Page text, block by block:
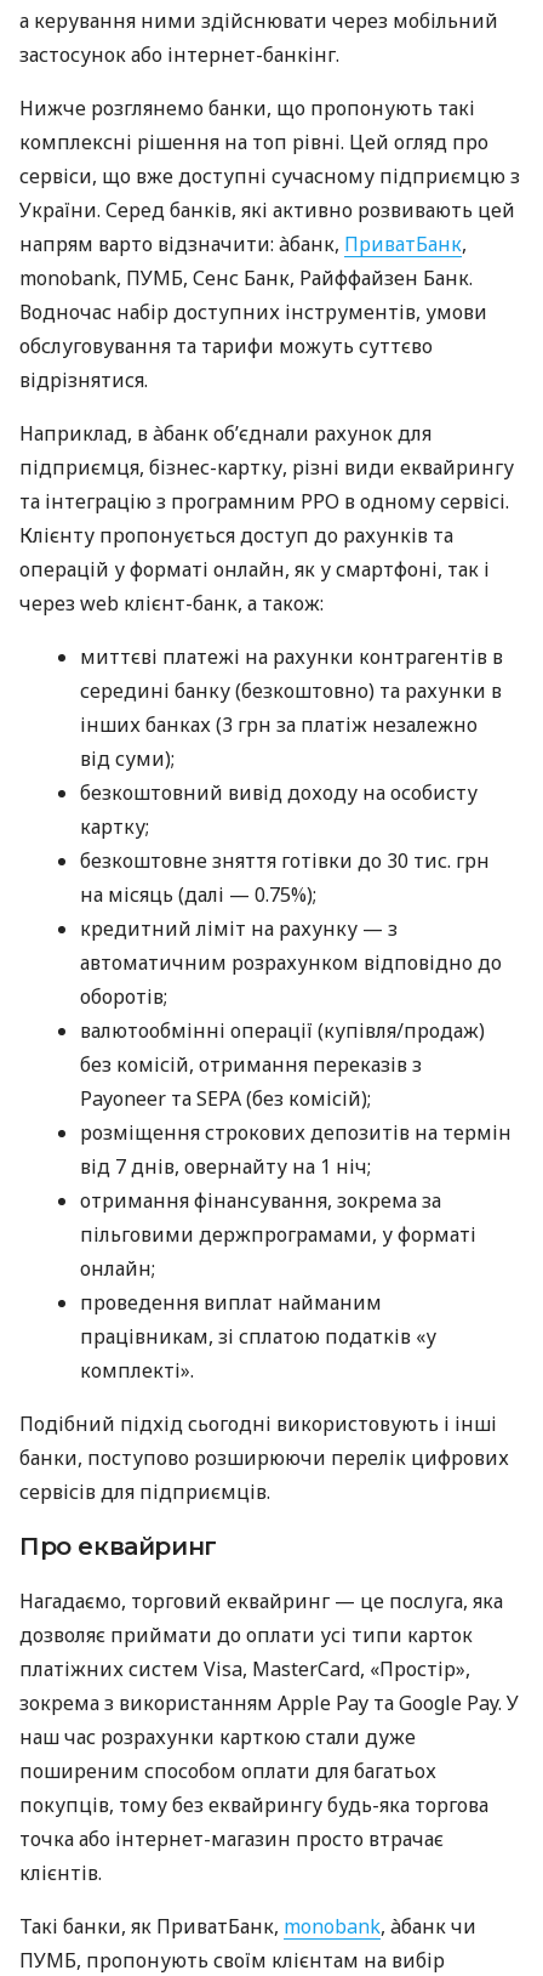
а керування ними здійснювати через мобільний
застосунок або інтернет-банкінг.
Нижче розглянемо банки, що пропонують такі
комплексні рішення на топ рівні. Цей огляд про
сервіси, що вже доступні сучасному підприємцю з
України. Серед банків, які активно розвивають цей
напрям варто відзначити: àбанк, ПриватБанк,
monobank, ПУМБ, Сенс Банк, Райффайзен Банк.
Водночас набір доступних інструментів, умови
обслуговування та тарифи можуть суттєво
відрізнятися.
Наприклад, в àбанк об’єднали рахунок для
підприємця, бізнес-картку, різні види еквайрингу
та інтеграцію з програмним РРО в одному сервісі.
Клієнту пропонується доступ до рахунків та
операцій у форматі онлайн, як у смартфоні, так і
через web клієнт-банк, а також:
миттєві платежі на рахунки контрагентів в
середині банку (безкоштовно) та рахунки в
інших банках (3 грн за платіж незалежно
від суми);
безкоштовний вивід доходу на особисту
картку;
безкоштовне зняття готівки до 30 тис. грн
на місяць (далі — 0.75%);
кредитний ліміт на рахунку — з
автоматичним розрахунком відповідно до
оборотів;
валютообмінні операції (купівля/продаж)
без комісій, отримання переказів з
Payoneer та SEPA (без комісій);
розміщення строкових депозитів на термін
від 7 днів, овернайту на 1 ніч;
отримання фінансування, зокрема за
пільговими держпрограмами, у форматі
онлайн;
проведення виплат найманим
працівникам, зі сплатою податків «у
комплекті».
Подібний підхід сьогодні використовують і інші
банки, поступово розширюючи перелік цифрових
сервісів для підприємців.
Про еквайринг
Нагадаємо, торговий еквайринг — це послуга, яка
дозволяє приймати до оплати усі типи карток
платіжних систем Visa, MasterCard, «Простір»,
зокрема з використанням Apple Pay та Google Pay. У
наш час розрахунки карткою стали дуже
поширеним способом оплати для багатьох
покупців, тому без еквайрингу будь-яка торгова
точка або інтернет-магазин просто втрачає
клієнтів.
Такі банки, як ПриватБанк, monobank, àбанк чи
ПУМБ, пропонують своїм клієнтам на вибір